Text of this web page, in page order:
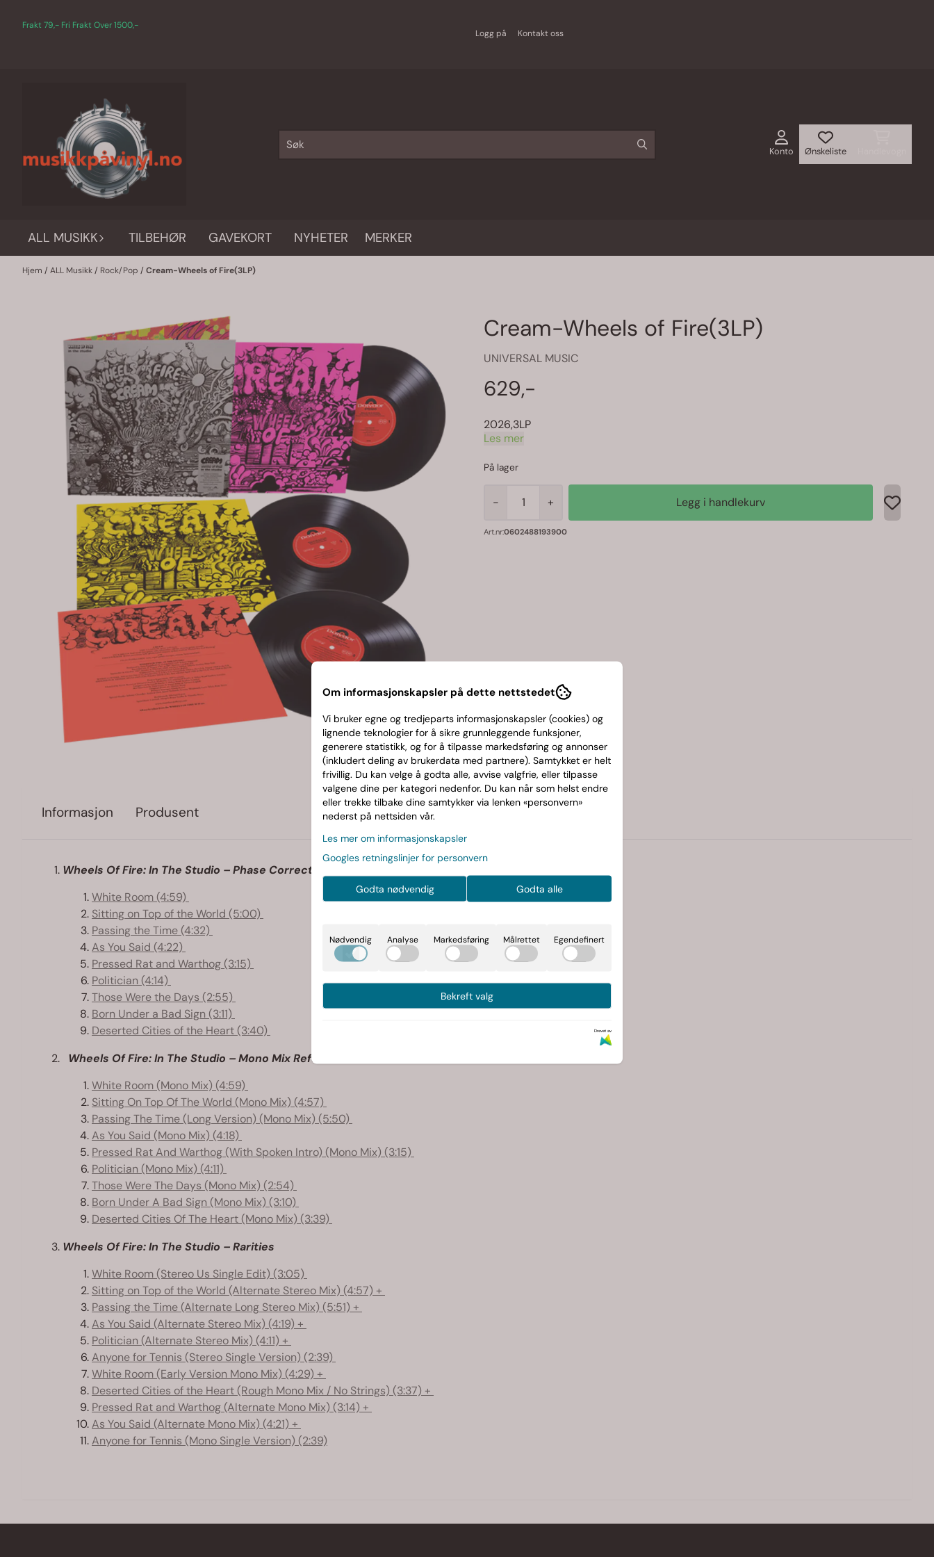
Frakt 79,- Fri Frakt Over 1500,-
Logg på Kontakt oss
Konto Ønskeliste
ALL MUSIKK TILBEHØR GAVEKORT NYHETER MERKER
Hjem / ALL Musikk/ Rock/Pop / Cream-Wheels of Fire(3LP)
Cream-Wheels of Fire(3LP)
UNIVERSAL MUSIC
629,-
2026,3LP
Les mer
På lager
- +
Art.nr:0602488193900
Informasjon Produsent
Wheels Of Fire: In The Studio – Phase Corrected 2026 Remaster
White Room (4:59)
Sitting on Top of the World (5:00)
Passing the Time (4:32)
As You Said (4:22)
Pressed Rat and Warthog (3:15)
Politician (4:14)
Those Were the Days (2:55)
Born Under a Bad Sign (3:11)
Deserted Cities of the Heart (3:40)
Wheels Of Fire: In The Studio – Mono Mix Reference Reels
White Room (Mono Mix) (4:59)
Sitting On Top Of The World (Mono Mix) (4:57)
Passing The Time (Long Version) (Mono Mix) (5:50)
As You Said (Mono Mix) (4:18)
Pressed Rat And Warthog (With Spoken Intro) (Mono Mix) (3:15)
Politician (Mono Mix) (4:11)
Those Were The Days (Mono Mix) (2:54)
Born Under A Bad Sign (Mono Mix) (3:10)
Deserted Cities Of The Heart (Mono Mix) (3:39)
Wheels Of Fire: In The Studio – Rarities
White Room (Stereo Us Single Edit) (3:05)
Sitting on Top of the World (Alternate Stereo Mix) (4:57) +
Passing the Time (Alternate Long Stereo Mix) (5:51) +
As You Said (Alternate Stereo Mix) (4:19) +
Politician (Alternate Stereo Mix) (4:11) +
Anyone for Tennis (Stereo Single Version) (2:39)
White Room (Early Version Mono Mix) (4:29) +
Deserted Cities of the Heart (Rough Mono Mix / No Strings) (3:37) +
Pressed Rat and Warthog (Alternate Mono Mix) (3:14) +
As You Said (Alternate Mono Mix) (4:21) +
Anyone for Tennis (Mono Single Version) (2:39)
Om informasjonskapsler på dette nettstedet
Vi bruker egne og tredjeparts informasjonskapsler (cookies) og
lignende teknologier for å sikre grunnleggende funksjoner,
generere statistikk, og for å tilpasse markedsføring og annonser
(inkludert deling av brukerdata med partnere). Samtykket er helt
frivillig. Du kan velge å godta alle, avvise valgfrie, eller tilpasse
valgene dine per kategori nedenfor. Du kan når som helst endre
eller trekke tilbake dine samtykker via lenken «personvern»
nederst på nettsiden vår.
Les mer om informasjonskapsler
Googles retningslinjer for personvern
Godta nødvendig Godta alle
Nødvendig Analyse Markedsføring Målrettet Egendefinert
Bekreft valg
Drevet av